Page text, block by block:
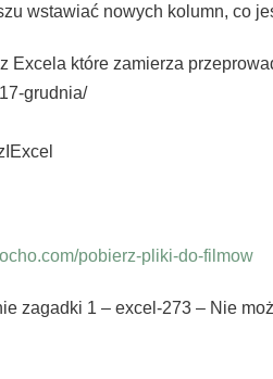
wstawiać nowych kolumn, co
Excela które zamierza
grudnia/
pobierz-pliki-do-filmow
zagadki 1 – excel-273 – Nie